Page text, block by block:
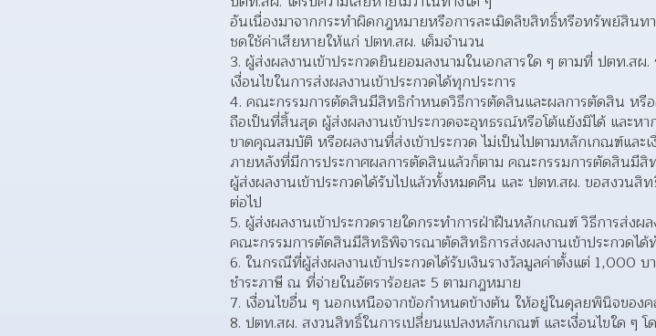
อันเนื่องมาจากกระทำผิดกฎหมายหรือการละเมิดลิขสิทธิ์หรือทรัพย์สิน
ชดใช้ค่าเสียหายให้แก่ ปตท.สผ. เต็มจำนวน
ผู้ส่งผลงานเข้าประกวดยินยอมลงนามในเอกสารใด ๆ ตามที่ ปตท.ส
เงื่อนไขในการส่งผลงานเข้าประกวดได้ทุกประการ
คณะกรรมการตัดสินมีสิทธิกำหนดวิธีการตัดสินและผลการตัดสิน ห
ถือเป็นที่สิ้นสุด ผู้ส่งผลงานเข้าประกวดจะอุทธรณ์หรือโต้แย้งมิได้ และห
ขาดคุณสมบัติ หรือผลงานที่ส่งเข้าประกวด ไม่เป็นไปตามหลักเกณฑ์และเ
ภายหลังที่มีการประกาศผลการตัดสินแล้วก็ตาม คณะกรรมการตัดสินมี
ผู้ส่งผลงานเข้าประกวดได้รับไปแล้วทั้งหมดคืน และ ปตท.สผ. ขอสงวนสิ
ต่อไป
ผู้ส่งผลงานเข้าประกวดรายใดกระทำการฝ่าฝืนหลักเกณฑ์ วิธีการส่งผ
คณะกรรมการตัดสินมีสิทธิพิจารณาตัดสิทธิการส่งผลงานเข้าประกวดไ
ในกรณีที่ผู้ส่งผลงานเข้าประกวดได้รับเงินรางวัลมูลค่าตั้งแต่ 1,000
ชำระภาษี ณ ที่จ่ายในอัตราร้อยละ 5 ตามกฎหมาย
เงื่อนไขอื่น ๆ นอกเหนือจากข้อกำหนดข้างต้น ให้อยู่ในดุลยพินิจของ
ปตท.สผ. สงวนสิทธิ์ในการเปลี่ยนแปลงหลักเกณฑ์ และเงื่อนไขใด ๆ โ